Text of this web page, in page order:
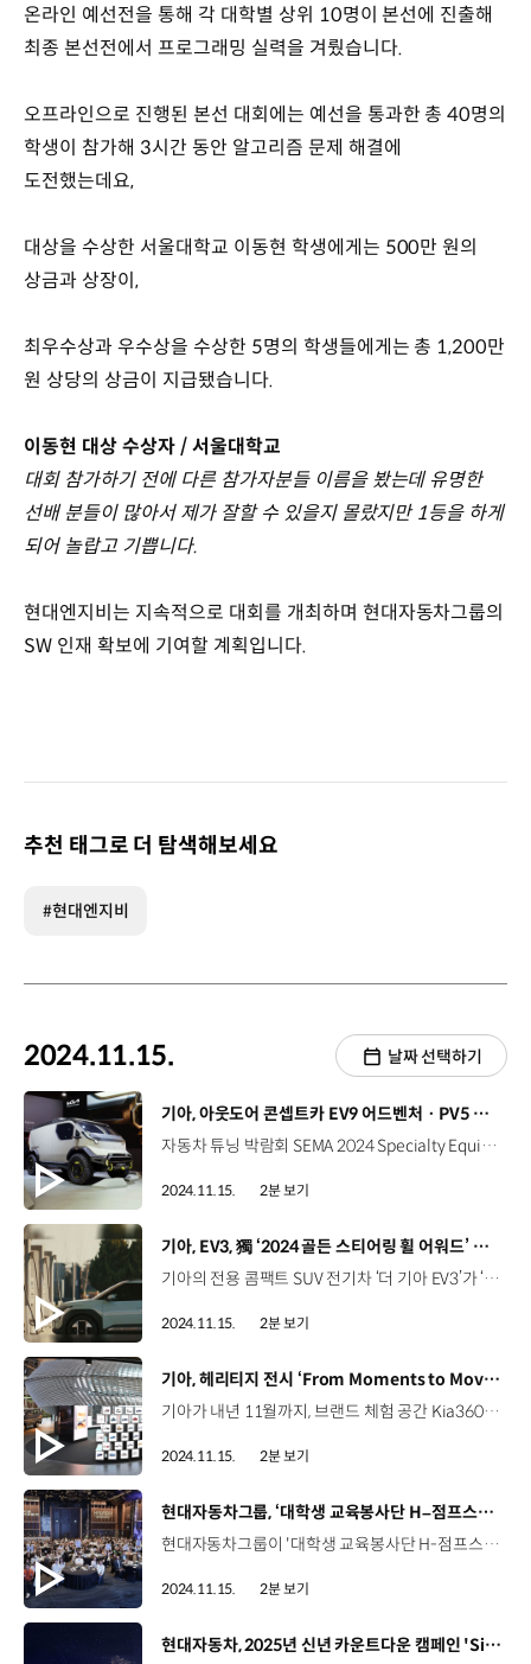
온라인 예선전을 통해 각 대학별 상위 10명이 본선에 진출해
최종 본선전에서 프로그래밍 실력을 겨뤘습니다.
오프라인으로 진행된 본선 대회에는 예선을 통과한 총 40명의
학생이 참가해 3시간 동안 알고리즘 문제 해결에
도전했는데요,
대상을 수상한 서울대학교 이동현 학생에게는 500만 원의
상금과 상장이,
최우수상과 우수상을 수상한 5명의 학생들에게는 총 1,200만
원 상당의 상금이 지급됐습니다.
이동현 대상 수상자 / 서울대학교
대회 참가하기 전에 다른 참가자분들 이름을 봤는데 유명한
선배 분들이 많아서 제가 잘할 수 있을지 몰랐지만 1등을 하게
되어 놀랍고 기쁩니다.
현대엔지비는 지속적으로 대회를 개최하며 현대자동차그룹의
SW 인재 확보에 기여할 계획입니다.
추천 태그로 더 탐색해보세요
#현대엔지비
2024.11.15. 날짜 선택하기
[동영상]
기아, 아웃도어 콘셉트카 EV9 어드벤처 · PV5 위켄더 공개
자동차 튜닝 박람회 SEMA 2024 Specialty Equipment Market Association 미국 라스베이거스 컨벤션 센터 11월 5일~11월 8일 (현지시간) 매년 약 14만 명 이상의 관람객이 방문하는 자동차 튜닝·부품 박람회 기아 미국 디자인 센터에서 제작한 콘셉트카 2대 공개 아웃도어 활동에 최적화된 전동화 SUV 및 PBV 콘셉트카 EV9 어드벤처(ADVNTR) 강인한 오프로드 주행성능과 독특한 개성을 겸비한 모험적인 전동화 SUV 콘셉트카 7.62cm 기존 EV9 대비 3인치 높은 전고 험로 주행에 최적화된 견고한 휠 탑재 PV5 위켄더(WKNDR) 폭넓은 실용성과 공간 효율 높인 PBV 모듈형 인테리어 적용해 차량의 공간과 기능 극대화 캠핑에 특화된 조리공간 제공 태양광 패널 수력 터빈 휠을 장착해 차량 배터리 충전 가능 이 외에도 다양한 아웃도어 라이프 스타일 제품 선보여 plug and play ‘플러그 앤 플레이’ 솔루션 확장형 레일 시스템 활용해 캠핑 장비 수납 기아, “활동적이고 모험을 추구하는 고객들을 충족시킬 것”
2024.11.15. 2분 보기
[동영상]
기아, EV3, 獨 ‘2024 골든 스티어링 휠 어워드’ 수상
기아의 전용 콤팩트 SUV 전기차 ‘더 기아 EV3’가 ‘2024 골든 스티어링 휠 어워드’에서 ‘4만 유로 미만 최고의 차’로 선정됐습니다. 골든 스티어링 휠 어워드는 1976년부터 독일 자동차 전문지 ‘아우토빌트’와 주간지 ‘빌트 암 존탁’이 공동 주관하는 상으로 그 해의 최고 신차를 평가/선정하는 유럽 최고 권위의 자동차 상 중 하나인데요, EV3는 유럽 WLTP 기준 605km의 충분한 1회 충전주행거리와 넉넉한 공간성, 차급 이상의 다양한 편의사양에서 높은 평가를 받으며 ‘4만 유로 미만 최고의 차’에 올랐습니다. 이번 수상은 독일에서 EV3의 본격적인 출고가 이뤄지지 않은 상황에서 이룬 것이라 그 의미가 더 큰데요, EV3는 유럽에서 연 6만 대 수준의 판매를 목표로 하고 있으며, 이 달부터 26개국, 500여 명에 이르는 기자단을 대상으로 대규모 시승회를 진행하는 등 공격적인 마케팅과 함께 유럽 시장에 본격 판매를 시작했습니다.
2024.11.15. 2분 보기
[동영상]
기아, 헤리티지 전시 ‘From Moments to Movement’ 개최
기아가 내년 11월까지, 브랜드 체험 공간 Kia360에서 헤리티지 전시 ‘From Moments to Movement’를 진행합니다. 지난 7일부터 진행되고 있는 이번 전시는 과거와 현재, 그리고 미래를 잇는 기아의 움직임을 미디어아트 등 다채로운 콘텐츠로 꾸민 기아의 두 번째 헤리티지 전시인데요, 전시관에 들어가면 기아의 지난 80년 역사와 헤리티지 DNA를 다각도로 경험할 수 있는 영상 전시물이 관객을 맞이합니다. 반대쪽에는 이번 전시의 핵심 상징물인 ‘Moments Archive’ 오브제를 만나볼 수 있는데요. 관객은 ‘Moments Archive’의 순차적으로 변하는 화면들을 따라 걸으며, 기아의 80년 여정 속 수많은 순간들을 구성하는 역대 CI, 차량 앰블럼, 차량, 광고 등을 한눈에 살펴볼 수 있습니다. 아카이브 영상을 따라 나오면 Bold, Enriching, Progressive 등 기아의 헤리티지 DNA가 담긴 차량들을 실제로 볼 수 있으며, 각 키워드를 대표하는 과거와 현재의 차량들을 전시함으로써 더 나은 미래를 향한 기아의 움직임을 담아냈습니다. 기아는 앞으로도 헤리티지 방향성을 기반으로 콘텐츠를 확대해 고객과 지속적으로 소통해 나갈 예정입니다.
2024.11.15. 2분 보기
[동영상]
현대자동차그룹, ‘대학생 교육봉사단 H–점프스쿨’ 11기 수료식 개최
현대자동차그룹이 '대학생 교육봉사단 H-점프스쿨' 11기 수료식 'See You Again H' 행사를 개최했습니다. H-점프스쿨은 '누구나 배움의 기회를 누리고 성장하는 공정한 사회' 조성과 교육 격차 해소를 위해 지난 2013년부터 시작된 현대자동차그룹의 대표 사회공헌 활동인데요. 대학생 교사들이 소외계층 청소년들에게 지원 활동을 펼치고, 현대자동차그룹 임직원 멘토들은 대학생 교사들의 진로 설계를 돕는 대학생-청소년-사회인 삼각구조 멘토링을 통해 교육 나눔의 선순환을 실천하고 있습니다. 11기 대학생 교사 300명은 지난 8개월간, 청소년 1,193명을 대상으로 약 4만 시간 교육봉사를 진행했습니다. 한편, H-점프스쿨은 오는 19일부터 다음달 29일까지 12기 대학생 교사 300명을 신규 선발할 계획입니다.
2024.11.15. 2분 보기
[동영상]
현대자동차, 2025년 신년 카운트다운 캠페인 'Sing Your Wish' 시작